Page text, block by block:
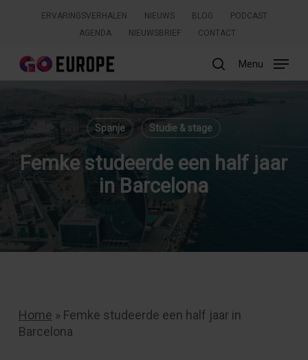
content
ERVARINGSVERHALEN NIEUWS BLOG
PODCAST
AGENDA
NIEUWSBRIEF CONTACT
search
Menu
Spanje Studie & stage
Femke studeerde een half jaar
in Barcelona
Home » Femke studeerde een half jaar in
Barcelona